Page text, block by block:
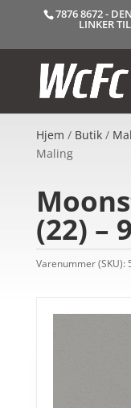
7876 8672 -
LINKER
Hjem / Butik/
Maling
(22) –
Varenummer (SKU):